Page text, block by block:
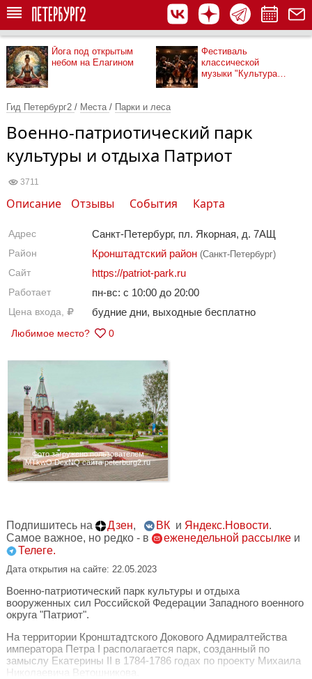
Йога под открытым
небом на Елагином
Фестиваль
классической
музыки "Культура
Гид Петербург2 / Места / Парки и леса
Военно-патриотический парк
культуры и отдыха Патриот
3711
Описание Отзывы События Карта
Адрес Санкт-Петербург, пл. Якорная, д. 7АЩ
Район Кронштадтский район (Санкт-Петербург)
Сайт https://patriot-park.ru
Работает пн-вс: с 10:00 до 20:00
Цена входа, будние дни, выходные бесплатно
Любимое место? 0
Фото загружено пользователем
MTkwO DcxNQ сайта peterburg2.ru
Подпишитесь на Дзен, ВК и Яндекс.Новости.
Самое важное, но редко - в
еженедельной рассылке и
Телеге.
Дата открытия на сайте: 22.05.2023
Военно-патриотический парк культуры и отдыха
вооруженных сил Российской Федерации Западного военного
округа "Патриот".
На территории Кронштадтского Докового Адмиралтейства
императора Петра I располагается парк, созданный по
замыслу Екатерины II в 1784-1786 годах по проекту Михаила
Николаевича Ветошникова.